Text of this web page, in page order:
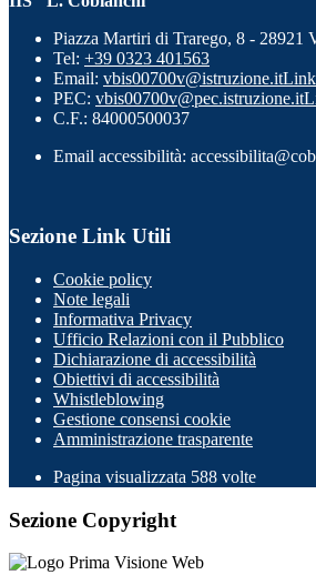
Piazza Martiri di Trarego, 8 - 28921
Tel: +39 0323 401563
Email: vbis00700v@istruzione.itLink
PEC: vbis00700v@pec.istruzione.it
C.F.: 84000500037
Email accessibilità:
Sezione Link Utili
Cookie policy
Note legali
Informativa Privacy
Ufficio Relazioni con il Pubblico
Dichiarazione di accessibilità
Obiettivi di accessibilità
Whistleblowing
Gestione consensi cookie
Amministrazione trasparente
Pagina visualizzata 588 volte
Sezione Copyright